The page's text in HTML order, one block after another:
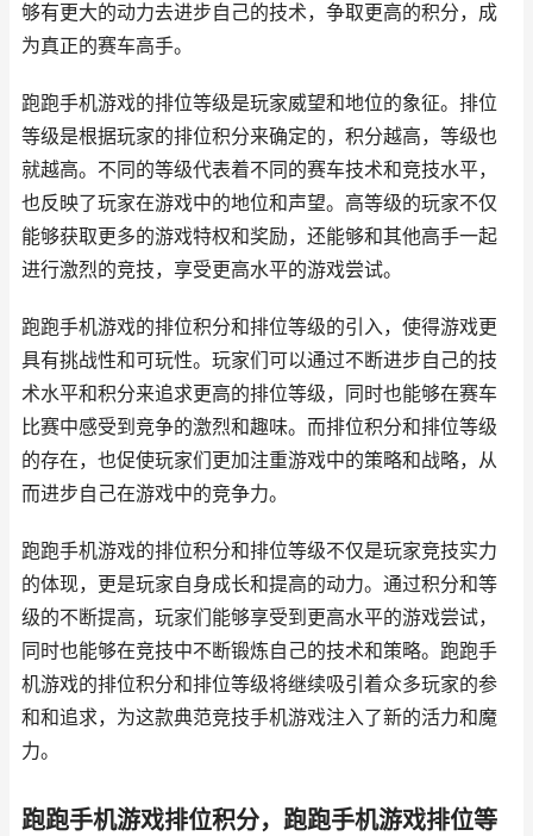
够有更大的动力去进步自己的技术，争取更高的积分，成
为真正的赛车高手。
跑跑手机游戏的排位等级是玩家威望和地位的象征。排位
等级是根据玩家的排位积分来确定的，积分越高，等级也
就越高。不同的等级代表着不同的赛车技术和竞技水平，
也反映了玩家在游戏中的地位和声望。高等级的玩家不仅
能够获取更多的游戏特权和奖励，还能够和其他高手一起
进行激烈的竞技，享受更高水平的游戏尝试。
跑跑手机游戏的排位积分和排位等级的引入，使得游戏更
具有挑战性和可玩性。玩家们可以通过不断进步自己的技
术水平和积分来追求更高的排位等级，同时也能够在赛车
比赛中感受到竞争的激烈和趣味。而排位积分和排位等级
的存在，也促使玩家们更加注重游戏中的策略和战略，从
而进步自己在游戏中的竞争力。
跑跑手机游戏的排位积分和排位等级不仅是玩家竞技实力
的体现，更是玩家自身成长和提高的动力。通过积分和等
级的不断提高，玩家们能够享受到更高水平的游戏尝试，
同时也能够在竞技中不断锻炼自己的技术和策略。跑跑手
机游戏的排位积分和排位等级将继续吸引着众多玩家的参
和和追求，为这款典范竞技手机游戏注入了新的活力和魔
力。
跑跑手机游戏排位积分，跑跑手机游戏排位等